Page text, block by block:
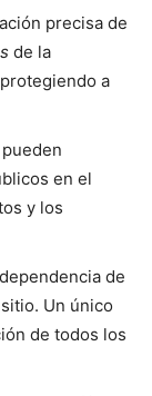
precisa de
de la
a
en el
y los
de
Un único
de todos los